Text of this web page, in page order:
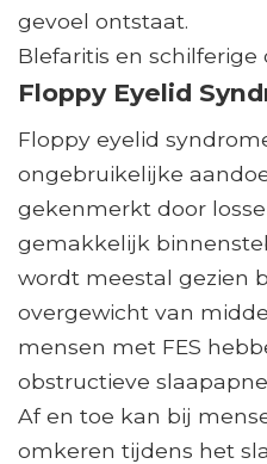
gevoel ontstaat.
Blefaritis en schilferige
Floppy Eyelid
Floppy eyelid
ongebruikelijke
gekenmerkt door
gemakkelijk
wordt meestal gezien
overgewicht van
mensen met FES
obstructieve
Af en toe kan bij
omkeren tijdens het